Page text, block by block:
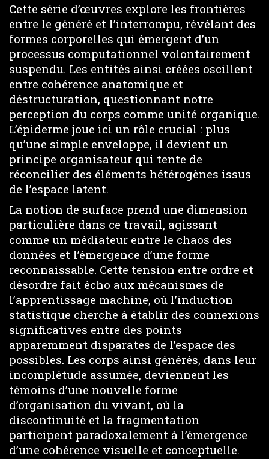
Cette série d’œuvres explore les frontières
entre le généré et l’interrompu, révélant des
formes corporelles qui émergent d’un
processus computationnel volontairement
suspendu. Les entités ainsi créées oscillent
entre cohérence anatomique et
déstructuration, questionnant notre
perception du corps comme unité organique.
L’épiderme joue ici un rôle crucial : plus
qu’une simple enveloppe, il devient un
principe organisateur qui tente de
réconcilier des éléments hétérogènes issus
de l’espace latent.
La notion de surface prend une dimension
particulière dans ce travail, agissant
comme un médiateur entre le chaos des
données et l’émergence d’une forme
reconnaissable. Cette tension entre ordre et
désordre fait écho aux mécanismes de
l’apprentissage machine, où l’induction
statistique cherche à établir des connexions
significatives entre des points
apparemment disparates de l’espace des
possibles. Les corps ainsi générés, dans leur
incomplétude assumée, deviennent les
témoins d’une nouvelle forme
d’organisation du vivant, où la
discontinuité et la fragmentation
participent paradoxalement à l’émergence
d’une cohérence visuelle et conceptuelle.